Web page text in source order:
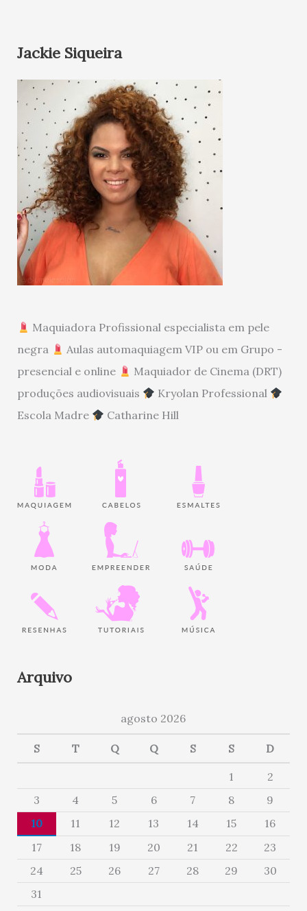
Jackie Siqueira
Maquiadora Profissional especialista em pele
negra
Aulas automaquiagem VIP ou em Grupo -
presencial e online
Maquiador de Cinema (DRT)
produções audiovisuais
Kryolan Professional
Escola Madre
Catharine Hill
Arquivo
agosto 2026
S T Q Q S S D
1
2
3
4 5 6 7 8
9
10
11 12 13 14 15
16
17
18 19 20 21 22
23
24
25 26 27 28 29
30
31